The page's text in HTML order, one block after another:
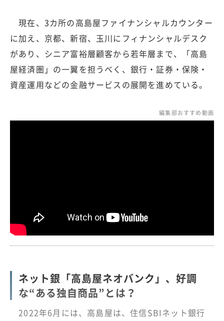
現在、3カ所の高島屋ファイナンシャルカウンター
に加え、京都、新宿、玉川にフィナンシャルデスク
があり、シニア富裕層顧客から若年層まで、「高島
屋経済圏」の一翼を担うべく、銀行・証券・保険・
資産運用などの金融サービスの展開を進めている。
編集部おすすめ動画
ネット銀「高島屋ネオバンク」、好調
な“ある独自商品”とは？
2022年6月には、高島屋は、住信SBIネット銀行